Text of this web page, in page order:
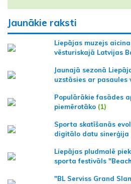
Jaunākie raksti
Liepājas muzejs
vēsturiskajā Latvijas
Jaunajā sezonā
uzstāsies ar pasaules
Populārākie fasādes
piemērotāko (1)
Sporta skatīšanās
digitālo datu sinerģija
Liepājas pludmalē
sporta festivāls
"BL Serviss Grand